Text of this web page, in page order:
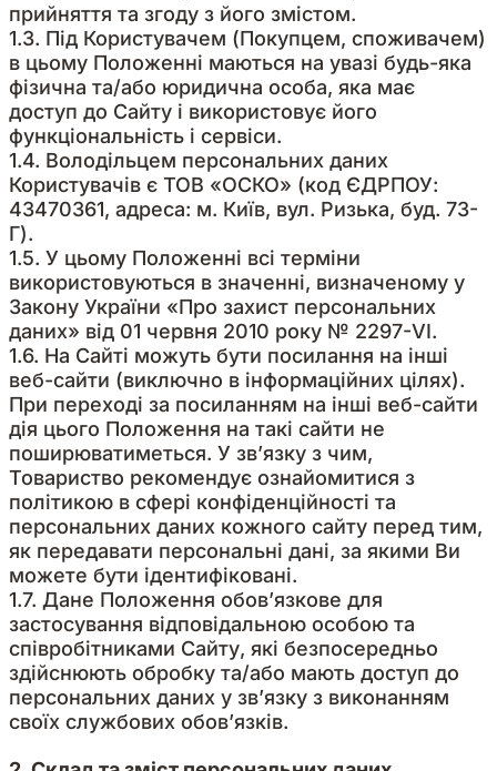
прийняття та згоду з його змістом.
1.3. Під Користувачем (Покупцем, споживачем)
в цьому Положенні маються на увазі будь-яка
фізична та/або юридична особа, яка має
доступ до Сайту і використовує його
функціональність і сервіси.
1.4. Володільцем персональних даних
Користувачів є ТОВ «ОСКО» (код ЄДРПОУ:
43470361, адреса: м. Київ, вул. Ризька, буд. 73-
Г).
1.5. У цьому Положенні всі терміни
використовуються в значенні, визначеному у
Закону України «Про захист персональних
даних» від 01 червня 2010 року № 2297-VI.
1.6. На Сайті можуть бути посилання на інші
веб-сайти (виключно в інформаційних цілях).
При переході за посиланням на інші веб-сайти
дія цього Положення на такі сайти не
поширюватиметься. У зв’язку з чим,
Товариство рекомендує ознайомитися з
політикою в сфері конфіденційності та
персональних даних кожного сайту перед тим,
як передавати персональні дані, за якими Ви
можете бути ідентифіковані.
1.7. Дане Положення обов’язкове для
застосування відповідальною особою та
співробітниками Сайту, які безпосередньо
здійснюють обробку та/або мають доступ до
персональних даних у зв’язку з виконанням
своїх службових обов’язків.